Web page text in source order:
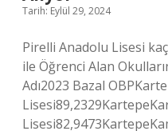
Tarih: Eylül 29, 2024
Pirelli Anadolu Lisesi kaç
ile Öğrenci Alan
Adı2023 Bazal